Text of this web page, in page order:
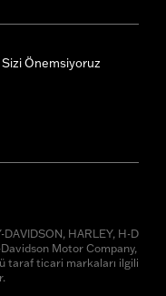
Sizi Önemsiyoruz
HARLEY, H-D
Motor Company,
taraf ticari markaları ilgili